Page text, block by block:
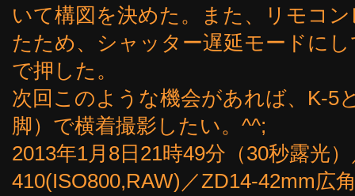
いて構図を決めた。また、リモコ
たため、シャッター遅延モードに
で押した。
次回このような機会があれば、K-5
脚）で横着撮影したい。^^;
2013年1月8日21時49分（30秒露光
410(ISO800,RAW)／ZD14-42mm